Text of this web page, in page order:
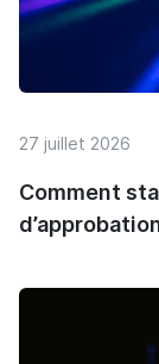
27 juillet 2026
Comment